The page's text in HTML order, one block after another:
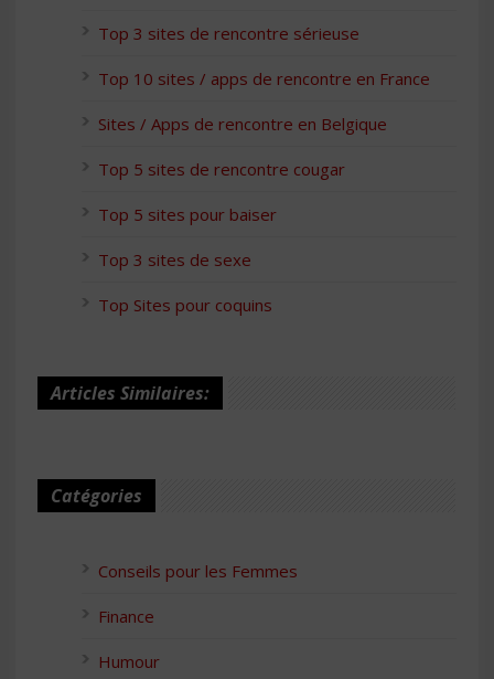
Top 3 sites de rencontre sérieuse
Top 10 sites / apps de rencontre en France
Sites / Apps de rencontre en Belgique
Top 5 sites de rencontre cougar
Top 5 sites pour baiser
Top 3 sites de sexe
Top Sites pour coquins
Articles Similaires:
Catégories
Conseils pour les Femmes
Finance
Humour